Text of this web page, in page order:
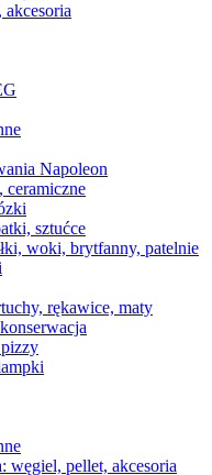
Napoleon
ceramiczne
sztućce
woki, brytfanny, patelnie
rękawice, maty
węgiel, pellet, akcesoria